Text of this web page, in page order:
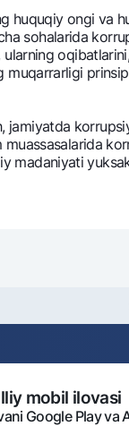
huquqiy ongi va
sohalarida
mobil ilovasi
Google Play va